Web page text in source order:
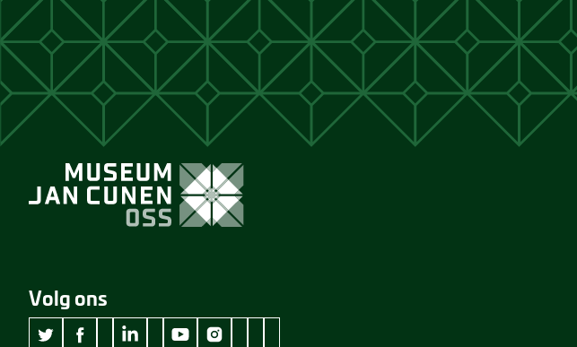
Volg ons
wikipedia Museum Jan Cunen
googleplus Museum Jan Cunen